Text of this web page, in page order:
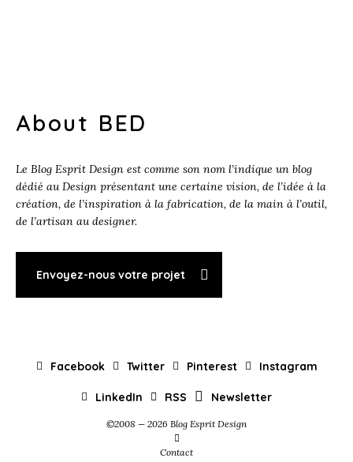
About BED
Le Blog Esprit Design est comme son nom l’indique un blog
dédié au Design présentant une certaine vision, de l’idée à la
création, de l’inspiration à la fabrication, de la main à l’outil,
de l’artisan au designer.
Envoyez-nous votre projet
Facebook Twitter Pinterest Instagram
LinkedIn RSS Newsletter
©2008 — 2026 Blog Esprit Design
Contact